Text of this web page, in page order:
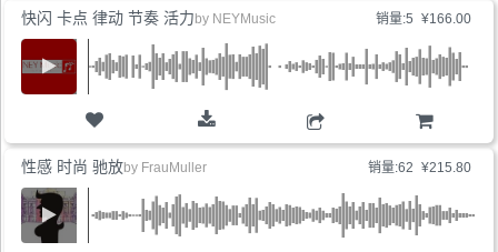
销量:5 ¥166.00
购物车
快闪 卡点 律动 节奏 活力 by NEYMusic
销量:62 ¥215.80
性感 时尚 驰放by FrauMuller